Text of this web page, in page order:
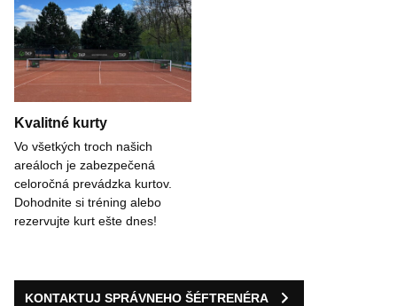
Kvalitné kurty
Vo všetkých troch našich
areáloch je zabezpečená
celoročná prevádzka kurtov.
Dohodnite si tréning alebo
rezervujte kurt ešte dnes!
KONTAKTUJ SPRÁVNEHO ŠÉFTRENÉRA